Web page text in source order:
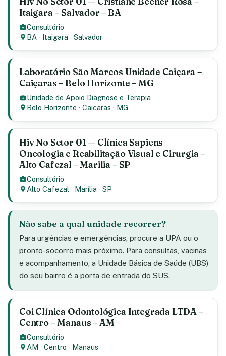
Itaigara – Salvador – BA
Consultório
BA · Itaigara ·Salvador
Laboratório São Marcos Unidade Caiçara –
Caiçaras – Belo Horizonte – MG
Unidade de Apoio Diagnose e Terapia
Belo Horizonte ·Caicaras · MG
Hiv No Setor 01 — Clínica Sapiens
Oncologia e Reabilitação Visual e Cirurgia –
Alto Cafezal – Marilia – SP
Consultório
Alto Cafezal · Marília ·SP
Não sabe a qual unidade recorrer?
Para urgências e emergências, procure a UPA ou o
pronto-socorro mais próximo. Para consultas, vacinas
e acompanhamento, a Unidade Básica de Saúde (UBS)
do seu bairro é a porta de entrada do SUS.
Coi Clínica Odontológica Integrada LTDA –
Centro – Manaus – AM
Consultório
AM ·Centro · Manaus